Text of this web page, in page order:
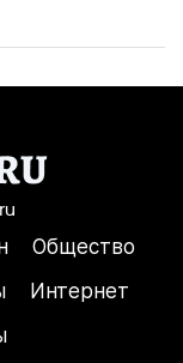
Общество
Интернет